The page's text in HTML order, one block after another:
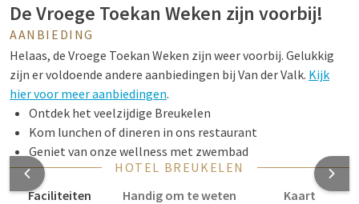
De Vroege Toekan Weken zijn voorbij!
AANBIEDING
Helaas, de Vroege Toekan Weken zijn weer voorbij. Gelukkig
zijn er voldoende andere aanbiedingen bij Van der Valk. Kijk
hier voor meer aanbiedingen.
Ontdek het veelzijdige Breukelen
Kom lunchen of dineren in ons restaurant
Geniet van onze wellness met zwembad
HOTEL BREUKELEN
Faciliteiten
Handig om te weten
Kaart